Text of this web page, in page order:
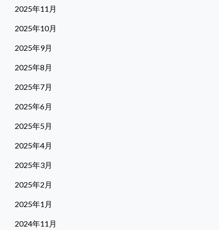
2025年11月
2025年10月
2025年9月
2025年8月
2025年7月
2025年6月
2025年5月
2025年4月
2025年3月
2025年2月
2025年1月
2024年11月